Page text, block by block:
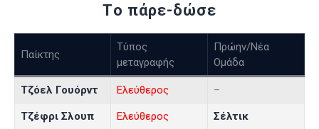
Tο πάρε-δώσε
Παίκτης
Τύπος
μεταγραφής
Πρώην/Νέα
Ομάδα
Τζόελ Γουόρντ Ελεύθερος –
Τζέφρι Σλουπ Ελεύθερος Σέλτικ